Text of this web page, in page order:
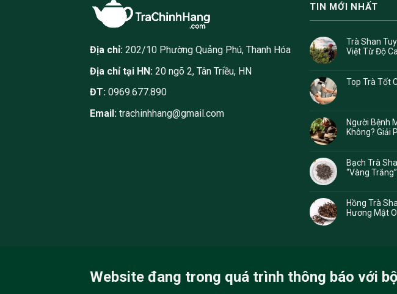
Địa chỉ: 202/10 Phường Quảng Phú, Thanh Hóa
Địa chỉ tại HN: 20 ngõ 2, Tân Triều, HN
ĐT: 0969.677.890
Email: trachinhhang@gmail.com
TIN MỚI NHẤT
Trà Shan
Việt Từ Độ
Top Trà Tốt
Người Bệnh
Không? Giải
Bạch Trà
“Vàng
Hồng Trà
Hương Mật
Website đang trong quá trình thông báo với